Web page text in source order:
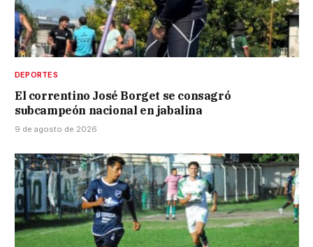
DEPORTES
El correntino José Borget se consagró
subcampeón nacional en jabalina
9 de agosto de 2026